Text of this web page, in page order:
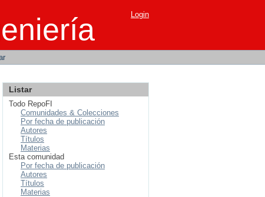
Login
Listar
Todo RepoFI
Comunidades & Colecciones
Por fecha de publicación
Autores
Títulos
Materias
Esta comunidad
Por fecha de publicación
Autores
Títulos
Materias